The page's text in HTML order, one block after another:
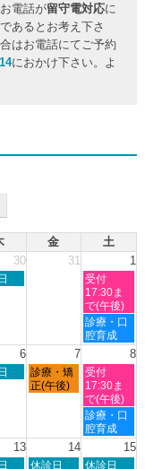
電話が留守電対応に
であるとお考え下さ
はお電話にてご予約
におかけ下さい。よ
金
土
30 31 1
土
曜
日,
8
月
1st
受付
17:30ま
で(午後)
土
曜
日,
月
1st
2026
診療・口
腔育成
6 7 8
金
曜
7th
診療・矯
正(午後)
土
曜
日,
8
月
8th
受付
17:30ま
で(午後)
土
曜
日,
診療・口
腔育成
13 14 15
金
休診日
土
休診日